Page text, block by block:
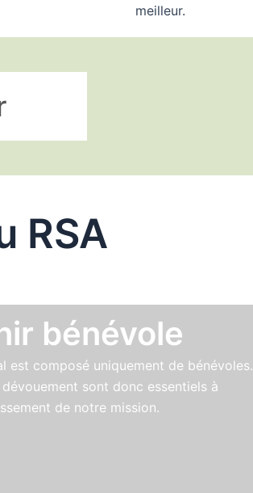
meilleur.
RSA
bénévole
est composé uniquement de bénévoles.
sont donc essentiels à
de notre mission.